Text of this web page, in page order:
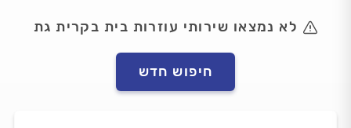
לא נמצאו שירותי עוזרות בית בקרית גת
חיפוש חדש